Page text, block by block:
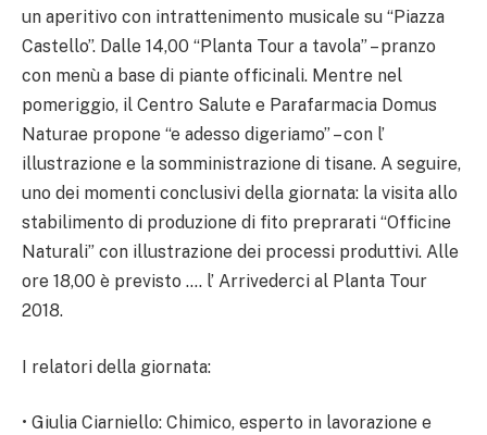
un aperitivo con intrattenimento musicale su “Piazza
Castello”. Dalle 14,00 “Planta Tour a tavola” – pranzo
con menù a base di piante officinali. Mentre nel
pomeriggio, il Centro Salute e Parafarmacia Domus
Naturae propone “e adesso digeriamo” – con l’
illustrazione e la somministrazione di tisane. A seguire,
uno dei momenti conclusivi della giornata: la visita allo
stabilimento di produzione di fito preprarati “Officine
Naturali” con illustrazione dei processi produttivi. Alle
ore 18,00 è previsto …. l’ Arrivederci al Planta Tour
2018.
I relatori della giornata:
• Giulia Ciarniello: Chimico, esperto in lavorazione e